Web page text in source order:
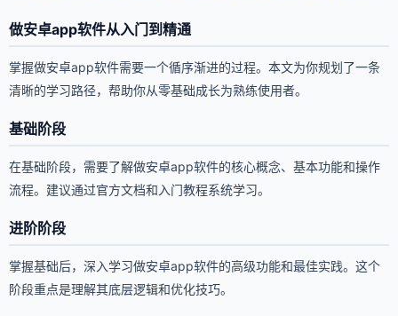
做安卓app软件从入门到精通
掌握做安卓app软件需要一个循序渐进的过程。本文为你规划了一条
清晰的学习路径，帮助你从零基础成长为熟练使用者。
基础阶段
在基础阶段，需要了解做安卓app软件的核心概念、基本功能和操作
流程。建议通过官方文档和入门教程系统学习。
进阶阶段
掌握基础后，深入学习做安卓app软件的高级功能和最佳实践。这个
阶段重点是理解其底层逻辑和优化技巧。